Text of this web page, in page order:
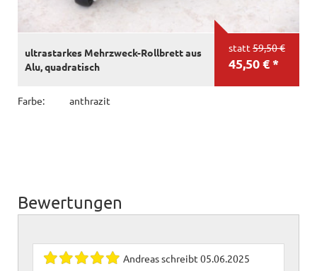
statt 59,50 €
45,50 € *
ultrastarkes Mehrzweck-Rollbrett aus
Alu, quadratisch
Farbe: anthrazit
Bewertungen
Andreasschreibt 05.06.2025